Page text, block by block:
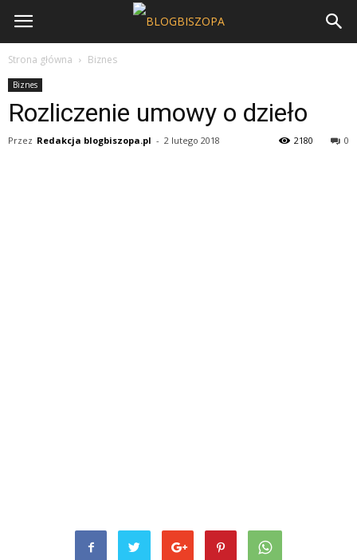
Strona główna Biznes
Biznes
Rozliczenie umowy o dzieło
Przez Redakcja blogbiszopa.pl - 2 lutego 2018 0
2180